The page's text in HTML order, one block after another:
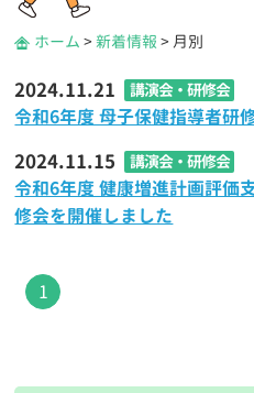
ホーム >新着情報 > 月別
2024.11.21 講演会・研修会
令和6年度 母子保健指導者研
2024.11.15 講演会・研修会
令和6年度 健康増進計画評価
修会を開催しました
1